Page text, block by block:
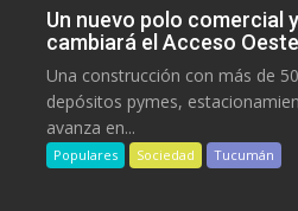
Un nuevo polo comercial
cambiará el Acceso
Una construcción con más de
depósitos pymes,
avanza en...
Populares Sociedad Tucumán